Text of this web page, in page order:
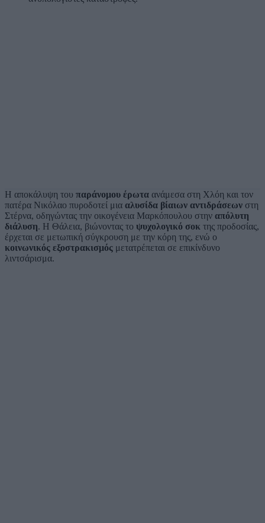
Η αποκάλυψη του παράνομου έρωτα ανάμεσα στη Χλόη και τον
πατέρα Νικόλαο πυροδοτεί μια αλυσίδα βίαιων αντιδράσεων στη
Στέρνα, οδηγώντας την οικογένεια Μαρκόπουλου στην απόλυτη
διάλυση. Η Θάλεια, βιώνοντας το ψυχολογικό σοκ της προδοσίας,
έρχεται σε μετωπική σύγκρουση με την κόρη της, ενώ ο
κοινωνικός εξοστρακισμός μετατρέπεται σε επικίνδυνο
λιντσάρισμα.